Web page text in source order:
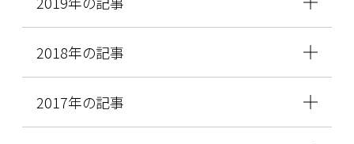
2018年の記事
2017年の記事